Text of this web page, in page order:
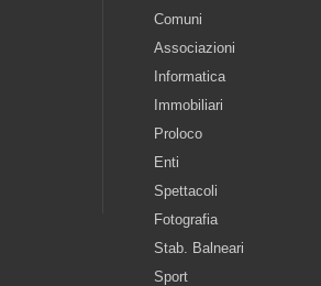
Comuni
Associazioni
Informatica
Immobiliari
Proloco
Enti
Spettacoli
Fotografia
Stab. Balneari
Sport